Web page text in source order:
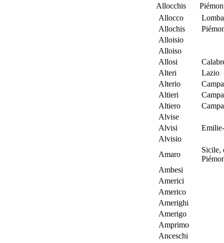
Allocchis
Allocco
Allochis
Alloisio
Alloiso
Allosi
Alteri
Lazio
Alterio
Altieri
Altiero
Alvise
Alvisi
Alvisio
Amaro
Sicile,
Ambesi
Americi
Americo
Amerighi
Amerigo
Amprimo
Anceschi